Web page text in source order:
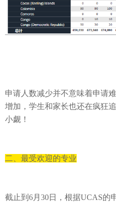
申请人数减少并不意味着申请
增加，学生和家长也还在疯狂
小觑！
二、最受欢迎的专业
截止到 6月 30日， 根据UCAS的